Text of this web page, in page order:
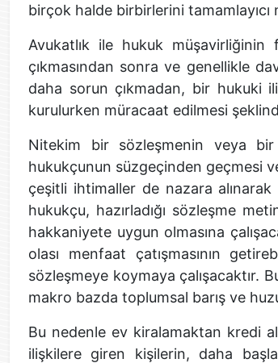
birçok halde birbirlerini tamamlayıcı
Avukatlık ile hukuk müşavirliğinin
çıkmasından sonra ve genellikle
daha sorun çıkmadan, bir hukuki
kurulurken müracaat edilmesi
Nitekim bir sözleşmenin veya bir
hukukçunun süzgeçinden geçmesi
çeşitli ihtimaller de nazara alınarak
hukukçu, hazırladığı sözleşme
hakkaniyete uygun olmasına
olası menfaat çatışmasının
sözleşmeye koymaya çalışacaktır.
makro bazda toplumsal barış ve
Bu nedenle ev kiralamaktan kredi
ilişkilere giren kişilerin, daha